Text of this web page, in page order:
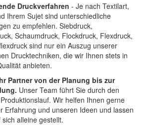
Druckverfahren - Je nach Textilart,
Ihrem Sujet sind unterschiedliche
zu empfehlen. Siebdruck,
Schaumdruck, Flockdruck, Flexdruck,
sind nur ein Auszug unserer
Drucktechniken, die wir Ihnen stets in
anbieten.
Partner von der Planung bis zur
Unser Team führt Sie durch den
Wir helfen Ihnen gerne
Erfahrung und unseren Ideen und lassen
alleine gestellt.